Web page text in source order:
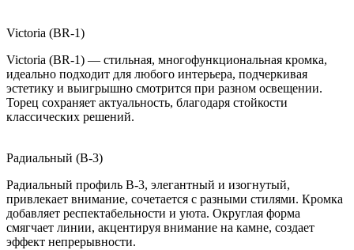
Victoria (BR-1)
Victoria (BR-1) — стильная, многофункциональная кромка,
идеально подходит для любого интерьера, подчеркивая
эстетику и выигрышно смотрится при разном освещении.
Торец сохраняет актуальность, благодаря стойкости
классических решений.
Радиальный (B-3)
Радиальный профиль B-3, элегантный и изогнутый,
привлекает внимание, сочетается с разными стилями. Кромка
добавляет респектабельности и уюта. Округлая форма
смягчает линии, акцентируя внимание на камне, создает
эффект непрерывности.